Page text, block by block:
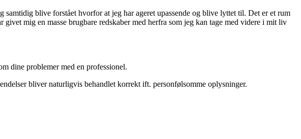
blive forstået hvorfor at jeg har ageret upassende og blive lyttet til. Det er et rum
mig en masse brugbare redskaber med herfra som jeg kan tage med videre i mit liv
dine problemer med en professionel.
bliver naturligvis behandlet korrekt ift. personfølsomme oplysninger.